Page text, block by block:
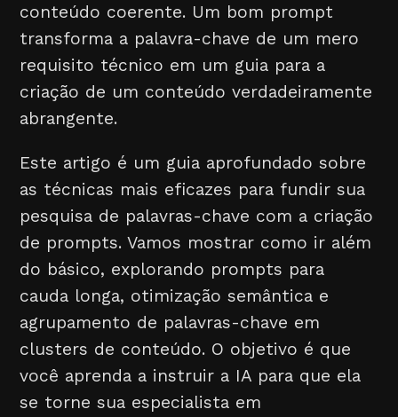
conteúdo coerente. Um bom prompt
transforma a palavra-chave de um mero
requisito técnico em um guia para a
criação de um conteúdo verdadeiramente
abrangente.
Este artigo é um guia aprofundado sobre
as técnicas mais eficazes para fundir sua
pesquisa de palavras-chave com a criação
de prompts. Vamos mostrar como ir além
do básico, explorando prompts para
cauda longa, otimização semântica e
agrupamento de palavras-chave em
clusters de conteúdo. O objetivo é que
você aprenda a instruir a IA para que ela
se torne sua especialista em